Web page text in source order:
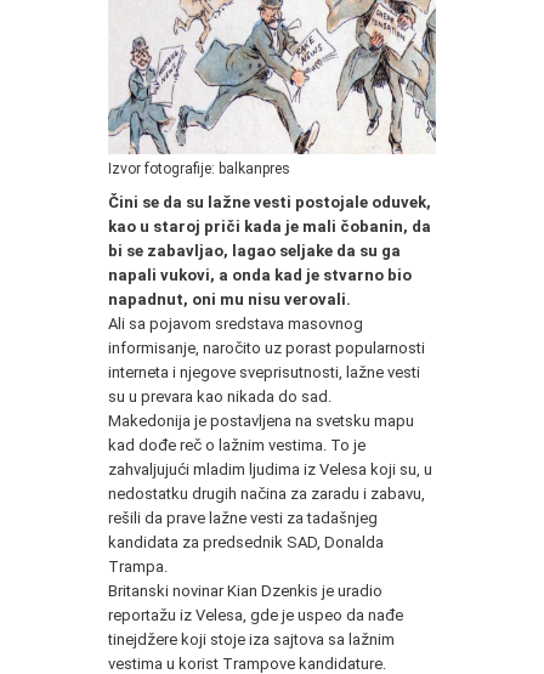
Izvor fotografije: balkanpres
Čini se da su lažne vesti postojale oduvek,
kao u staroj priči kada je mali čobanin, da
bi se zabavljao, lagao seljake da su ga
napali vukovi, a onda kad je stvarno bio
napadnut, oni mu nisu verovali.
Ali sa pojavom sredstava masovnog
informisanje, naročito uz porast popularnosti
interneta i njegove sveprisutnosti, lažne vesti
su u prevara kao nikada do sad.
Makedonija je postavljena na svetsku mapu
kad dođe reč o lažnim vestima. To je
zahvaljujući mladim ljudima iz Velesa koji su, u
nedostatku drugih načina za zaradu i zabavu,
rešili da prave lažne vesti za tadašnjeg
kandidata za predsednik SAD, Donalda
Trampa.
Britanski novinar Kian Dzenkis je uradio
reportažu iz Velesa, gde je uspeo da nađe
tinejdžere koji stoje iza sajtova sa lažnim
vestima u korist Trampove kandidature.